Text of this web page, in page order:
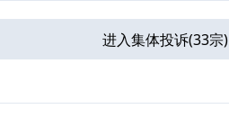
进入集体投诉(33宗)